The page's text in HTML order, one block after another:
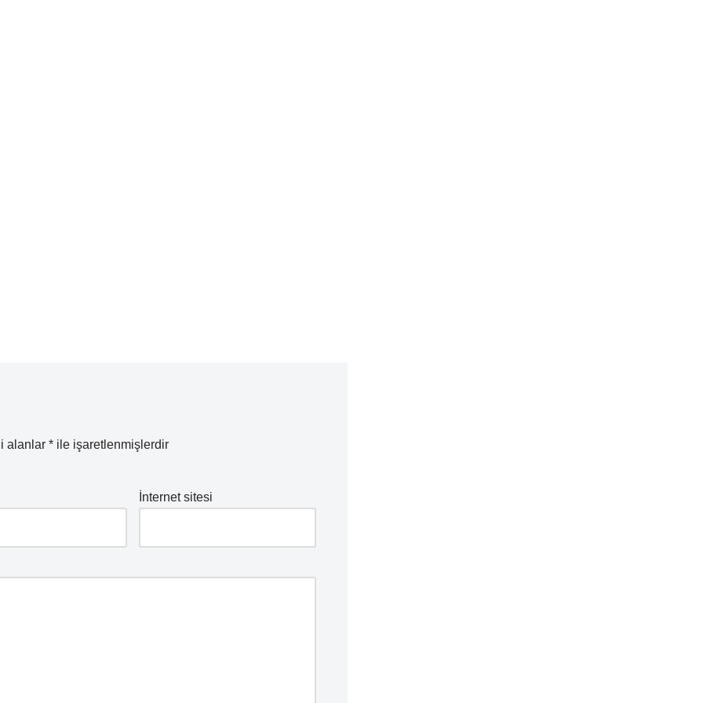
alanlar * ile işaretlenmişlerdir
İnternet sitesi